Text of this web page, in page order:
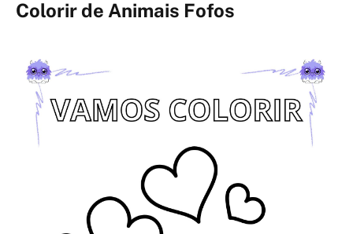
Colorir de Animais Fofos